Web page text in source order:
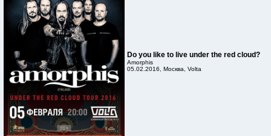
Do you like to live under the red cloud?
Amorphis
05.02.2016, Москва, Volta